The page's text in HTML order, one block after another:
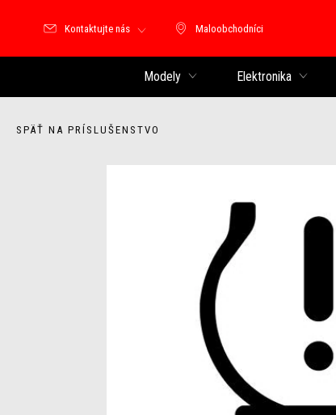
Maloobchodníci
Maloobchodníci
Kontaktujte nás
Modely Elektronika
SPÄŤ NA PRÍSLUŠENSTVO